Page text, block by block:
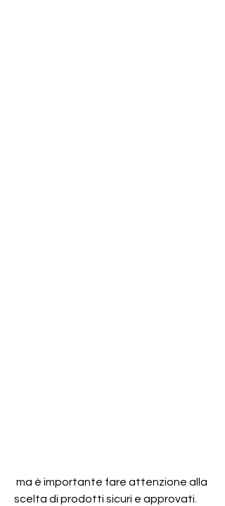
scelta di prodotti sicuri e approvati.